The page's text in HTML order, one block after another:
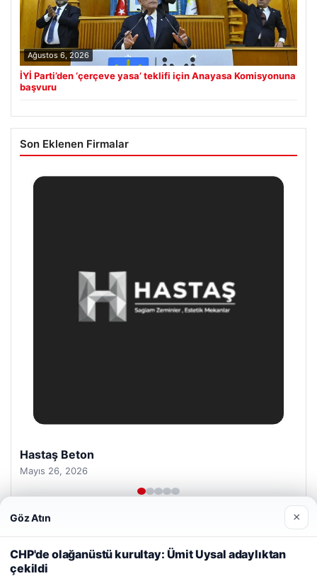
Ağustos 6, 2026
İYİ Parti’den ‘çerçeve yasa’ teklifi için Anayasa Komisyonuna
başvuru
Son Eklenen Firmalar
Prenses Night Club
Nisan 29, 2026
kullanıyoruz.Çerez Politikamız
Göz Atın ×
CHP'de olağanüstü kurultay: Ümit Uysal adaylıktan
çekildi